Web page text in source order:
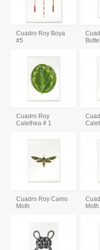
Cuadro Roy Boya
#5
Cuadro Roy
Calethea # 1
Cuadro Roy Camo
Moth
Moth